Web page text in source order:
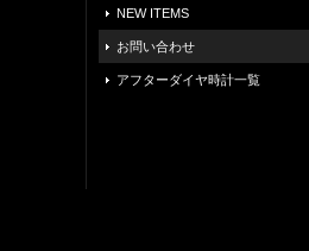
NEW ITEMS
お問い合わせ
アフターダイヤ時計一覧